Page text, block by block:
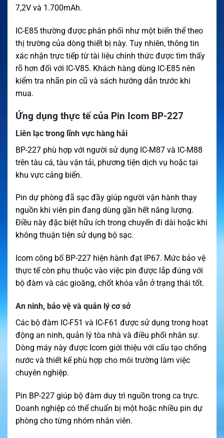
7,2V và 1.700mAh.
IC-E85 thường được phân phối như một biến thể theo
thị trường của dòng thiết bị này. Tuy nhiên, thông tin
xác nhận trực tiếp từ tài liệu chính thức được tìm thấy
rõ hơn đối với IC-V85. Khách hàng dùng IC-E85 nên
kiểm tra nhãn pin cũ và sách hướng dẫn trước khi
mua.
Ứng dụng thực tế của Pin Icom BP-227
Liên lạc trong lĩnh vực hàng hải
BP-227 phù hợp với người sử dụng IC-M87 và IC-M88
trên tàu cá, tàu vận tải, phương tiện dịch vụ hoặc tại
khu vực cảng biển.
Pin dự phòng đã sạc đầy giúp người vận hành thay
nguồn khi viên pin đang dùng gần hết năng lượng.
Điều này đặc biệt hữu ích trong chuyến đi dài hoặc khi
không thuận tiện sử dụng bộ sạc.
Icom công bố BP-227 hiện hành đạt IP67. Mức bảo vệ
thực tế còn phụ thuộc vào việc pin được lắp đúng với
bộ đàm và các gioăng, chốt khóa vẫn ở trạng thái tốt.
An ninh, bảo vệ và quản lý cơ sở
Các bộ đàm IC-F51 và IC-F61 được sử dụng trong hoạt
động an ninh, quản lý tòa nhà và điều phối nhân sự.
Dòng máy này được Icom giới thiệu với cấu tạo chống
nước và thiết kế phù hợp cho môi trường làm việc
chuyên nghiệp.
Pin BP-227 giúp bộ đàm duy trì nguồn trong ca trực.
Doanh nghiệp có thể chuẩn bị một hoặc nhiều pin dự
phòng cho từng nhóm nhân viên.